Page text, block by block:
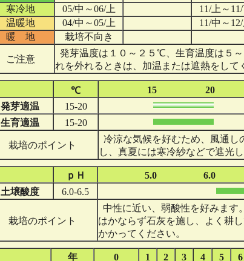
寒冷地
05/中～06/上 11/上～
温暖地
04/中～05/上 11/中～
暖 地
栽培不向き
ご注意
発芽温度は１０～２５℃、生育温度は５
れを外れるときは、加温または遮熱をして
℃ 15 20
発芽適温
15-20
生育適温
15-20
栽培のポイント
冷涼な気候を好むため、風通し
し、真夏には寒冷紗などで遮光し
ｐＨ 5.0 6.0
土壌酸度
6.0-6.5
栽培のポイント
中性に近い、弱酸性を好みます
はかならず石灰を施し、よく耕
かかってください。
年 0 1 2 3 4 5 6